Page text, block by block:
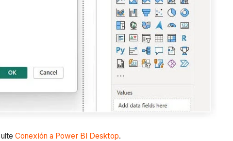
Conexión a Power BI Desktop.